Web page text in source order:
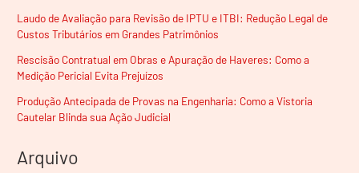
Laudo de Avaliação para Revisão de IPTU e ITBI: Redução Legal de
Custos Tributários em Grandes Patrimônios
Rescisão Contratual em Obras e Apuração de Haveres: Como a
Medição Pericial Evita Prejuízos
Produção Antecipada de Provas na Engenharia: Como a Vistoria
Cautelar Blinda sua Ação Judicial
Arquivo